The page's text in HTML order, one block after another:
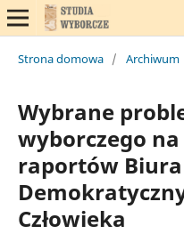
Strona domowa / Archiwum
Wybrane
wyborczego
raportów
Człowieka